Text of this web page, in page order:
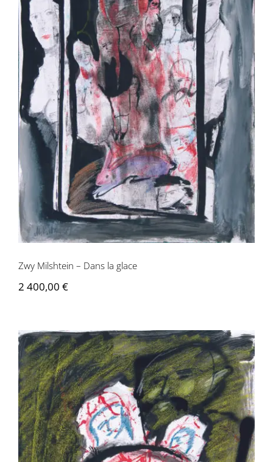
Zwy Milshtein – Dans la glace
Zwy Milshtein – Dans la glace
2 400,00 €